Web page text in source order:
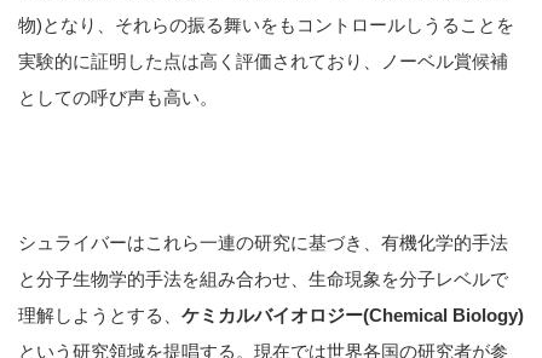
物)となり、それらの振る舞いをもコントロールしうることを
実験的に証明した点は高く評価されており、ノーベル賞候補
としての呼び声も高い。
シュライバーはこれら一連の研究に基づき、有機化学的手法
と分子生物学的手法を組み合わせ、生命現象を分子レベルで
理解しようとする、 ケミカルバイオロジー(Chemical Biology)
という研究領域を提唱する。現在では世界各国の研究者が参